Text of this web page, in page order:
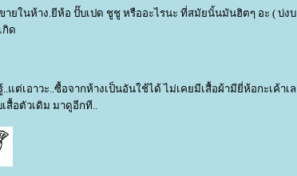
ยในห้าง.ยีห้อ ปั๊บเปด ชูชู หรืออะไรนะ ที่สมัยนั้นมันฮิตๆ อะ ( บ่ง
กิด
แต่เอาวะ..ซื้อจากห้างเป็นอันใช้ได้ ไม่เคยมีเสื้อผ้ามียี่ห้อกะเค้า
สื้อตัวเดิม มาดูอีกที..